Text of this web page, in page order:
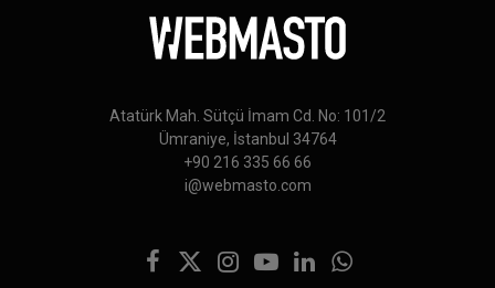
Atatürk Mah. Sütçü İmam Cd. No: 101/2
Ümraniye, İstanbul 34764
+90 216 335 66 66
i@webmasto.com
Facebook
X
Instagram
YouTubeLinkedInWhatsApp